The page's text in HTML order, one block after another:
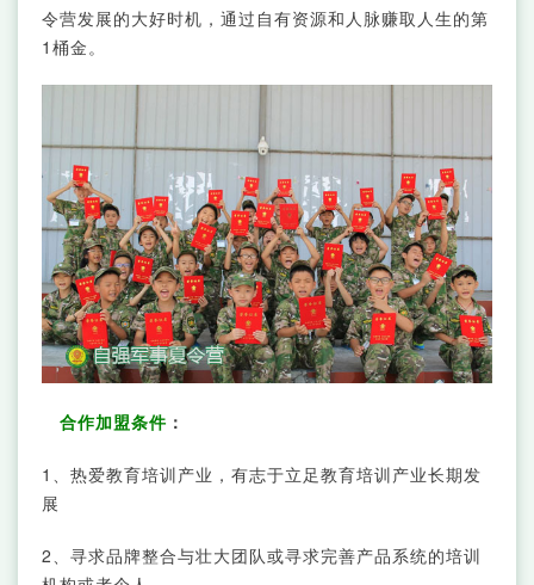
令营发展的大好时机，通过自有资源和人脉赚取人生的第
1桶金。
合作加盟条件 ：
1、热爱教育培训产业，有志于立足教育培训产业长期发
展
2、寻求品牌整合与壮大团队或寻求完善产品系统的培训